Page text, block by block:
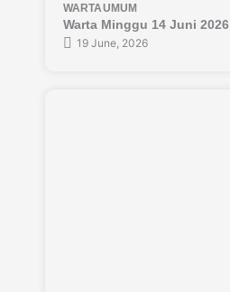
WARTAUMUM
Warta Minggu 14 Juni 2026
19 June, 2026